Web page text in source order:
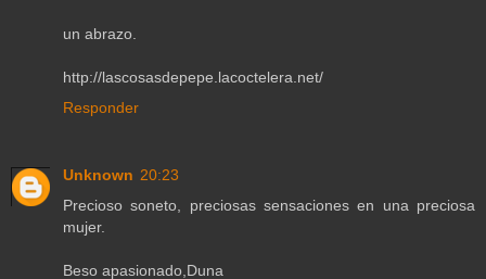
un abrazo.
http://lascosasdepepe.lacoctelera.net/
Responder
Unknown 20:23
Precioso soneto, preciosas sensaciones en una preciosa
mujer.
Beso apasionado,Duna